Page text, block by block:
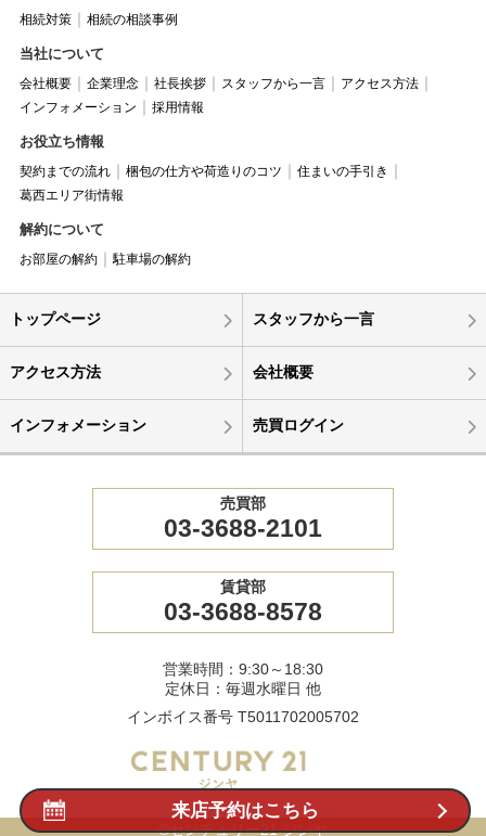
相続対策 相続の相談事例
当社について
会社概要 企業理念 社長挨拶 スタッフから一言
アクセス方法
インフォメーション
採用情報
お役立ち情報
契約までの流れ 梱包の仕方や荷造りのコツ
住まいの手引き
葛西エリア街情報
解約について
お部屋の解約 駐車場の解約
トップページ スタッフから一言
アクセス方法 会社概要
インフォメーション 売買ログイン
売買部
03-3688-2101
賃貸部
03-3688-8578
営業時間：9:30～18:30
定休日：毎週水曜日 他
インボイス番号 T5011702005702
©センチュリー21 ジンヤ
来店予約はこちら